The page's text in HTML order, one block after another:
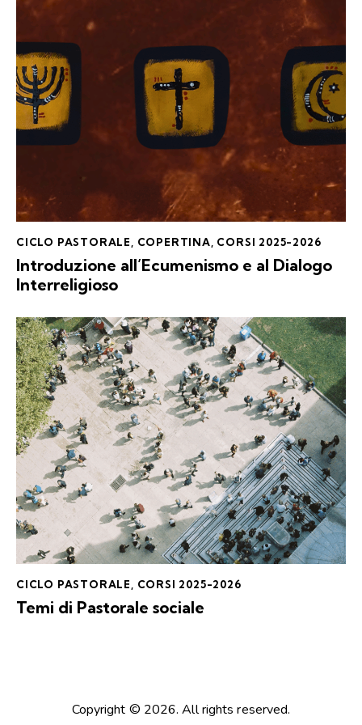
CICLO PASTORALE COPERTINA CORSI 2025-2026
Introduzione all’Ecumenismo e al Dialogo
Interreligioso
CICLO PASTORALE CORSI 2025-2026
Temi di Pastorale sociale
Copyright © 2026. All rights reserved.